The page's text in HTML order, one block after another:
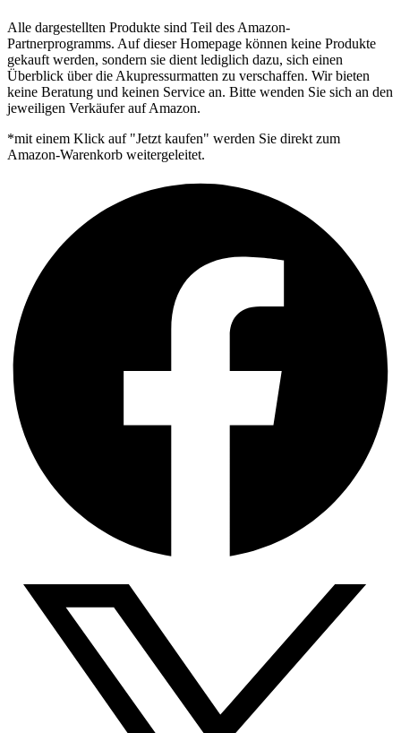
Alle dargestellten Produkte sind Teil des Amazon-
Partnerprogramms. Auf dieser Homepage können keine Produkte
gekauft werden, sondern sie dient lediglich dazu, sich einen
Überblick über die Akupressurmatten zu verschaffen. Wir bieten
keine Beratung und keinen Service an. Bitte wenden Sie sich an den
jeweiligen Verkäufer auf Amazon.
*mit einem Klick auf "Jetzt kaufen" werden Sie direkt zum
Amazon-Warenkorb weitergeleitet.